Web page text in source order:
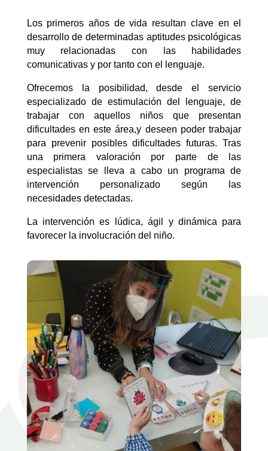
Los primeros años de vida resultan clave en el
desarrollo de determinadas aptitudes psicológicas
muy relacionadas con las habilidades
comunicativas y por tanto con el lenguaje.
Ofrecemos la posibilidad, desde el servicio
especializado de estimulación del lenguaje, de
trabajar con aquellos niños que presentan
dificultades en este área,y deseen poder trabajar
para prevenir posibles dificultades futuras. Tras
una primera valoración por parte de las
especialistas se lleva a cabo un programa de
intervención personalizado según las
necesidades detectadas.
La intervención es lúdica, ágil y dinámica para
favorecer la involucración del niño.